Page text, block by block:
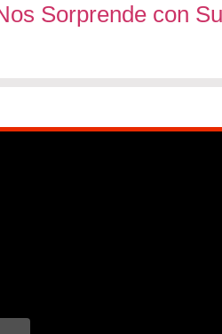
Sorprende con